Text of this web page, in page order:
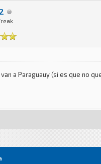
a Paraguauy (si es que no